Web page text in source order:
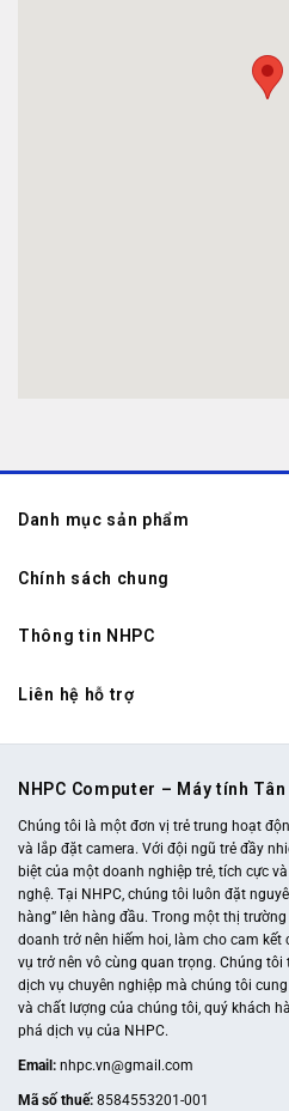
Danh mục sản phẩm
Chính sách chung
Thông tin NHPC
Liên hệ hỗ trợ
NHPC Computer – Máy tính Tân
Chúng tôi là một đơn vị trẻ trung hoạt
và lắp đặt camera. Với đội ngũ trẻ đầy
biệt của một doanh nghiệp trẻ, tích cực
nghệ. Tại NHPC, chúng tôi luôn đặt
hàng” lên hàng đầu. Trong một thị
doanh trở nên hiếm hoi, làm cho cam
vụ trở nên vô cùng quan trọng. Chúng
dịch vụ chuyên nghiệp mà chúng tôi
và chất lượng của chúng tôi, quý khách
phá dịch vụ của NHPC.
Email: nhpc.vn@gmail.com
Mã số thuế: 8584553201-001